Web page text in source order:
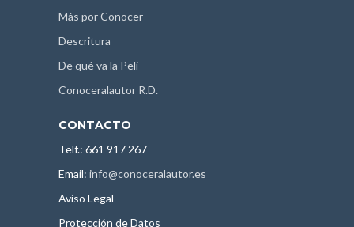
Más por Conocer
Descritura
De qué va la Peli
Conoceralautor R.D.
CONTACTO
Telf.: 661 917 267
Email: info@conoceralautor.es
Aviso Legal
Protección de Datos